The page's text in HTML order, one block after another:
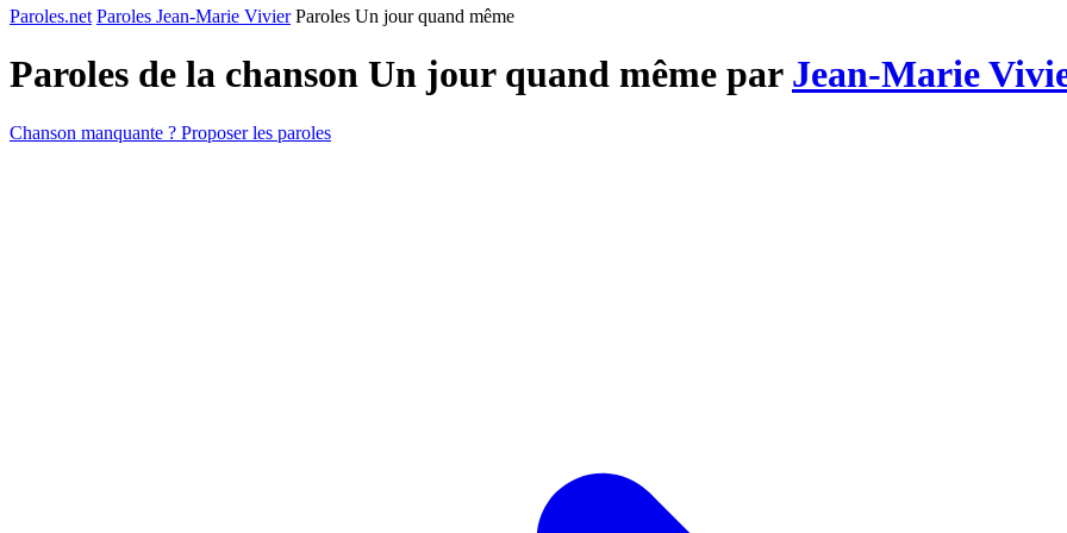
Paroles.net Paroles Jean-Marie Vivier Paroles Un jour quand même
Paroles de la chanson Un jour quand même par Jean-Marie
Chanson manquante ? Proposer les paroles